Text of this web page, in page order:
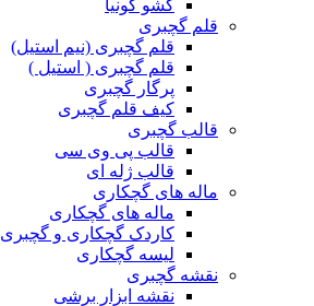
کشو گونیا
قلم گچبری
قلم گچبری (نیم استیل)
قلم گچبری ( استیل )
پرگار گچبری
کیف قلم گچبری
قالب گچبری
قالب پی وی سی
قالب ژله ای
ماله های گچکاری
ماله های گچکاری
کاردک گچکاری و گچبری
لیسه گچکاری
نقشه گچبری
نقشه ابزار برشی